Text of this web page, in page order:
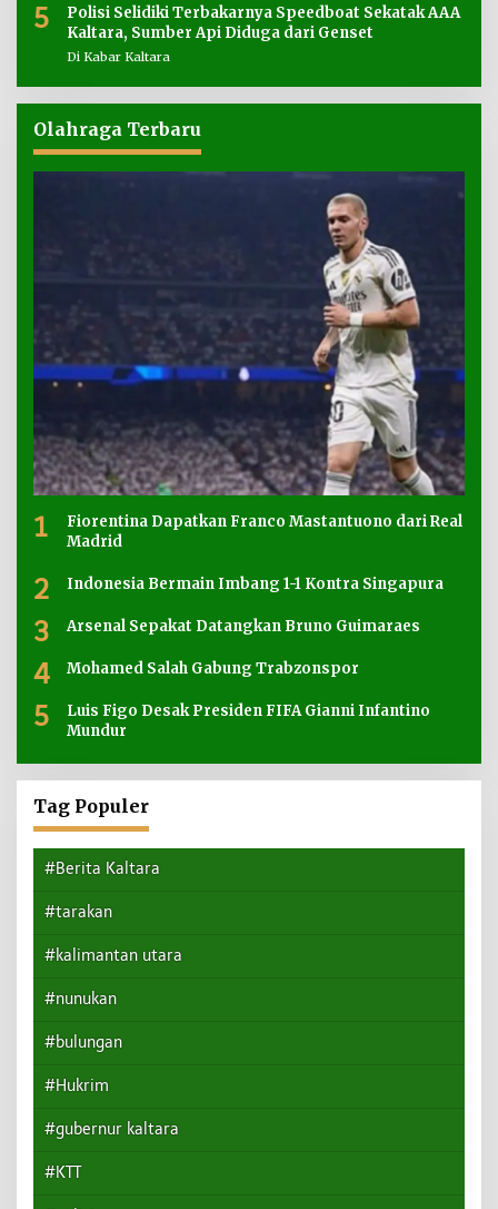
5
Polisi Selidiki Terbakarnya Speedboat Sekatak AAA
Kaltara, Sumber Api Diduga dari Genset
Di Kabar Kaltara
Olahraga Terbaru
1
Fiorentina Dapatkan Franco Mastantuono dari Real
Madrid
2 Indonesia Bermain Imbang 1-1 Kontra Singapura
3 Arsenal Sepakat Datangkan Bruno Guimaraes
4 Mohamed Salah Gabung Trabzonspor
5
Luis Figo Desak Presiden FIFA Gianni Infantino
Mundur
Tag Populer
#Berita Kaltara
#tarakan
#kalimantan utara
#nunukan
#bulungan
#Hukrim
#gubernur kaltara
#KTT